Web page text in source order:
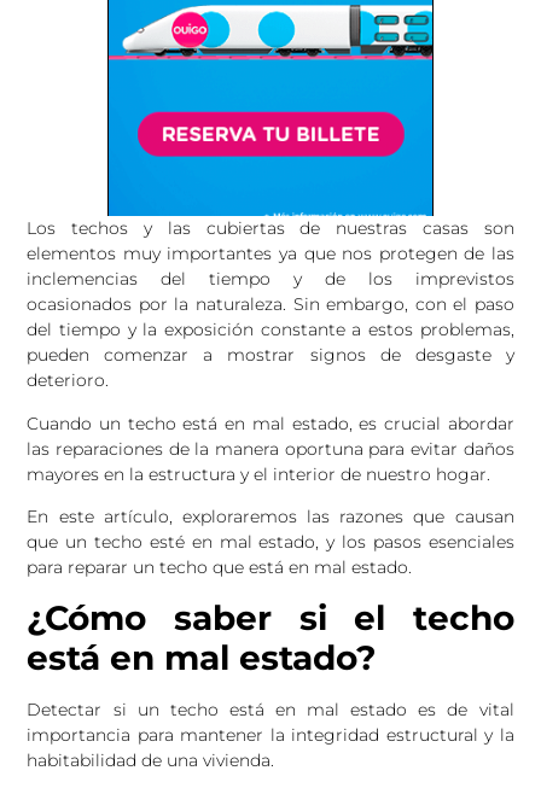
Los techos y las cubiertas de nuestras casas son
elementos muy importantes ya que nos protegen de las
inclemencias del tiempo y de los imprevistos
ocasionados por la naturaleza. Sin embargo, con el paso
del tiempo y la exposición constante a estos problemas,
pueden comenzar a mostrar signos de desgaste y
deterioro.
Cuando un techo está en mal estado, es crucial abordar
las reparaciones de la manera oportuna para evitar daños
mayores en la estructura y el interior de nuestro hogar.
En este artículo, exploraremos las razones que causan
que un techo esté en mal estado, y los pasos esenciales
para reparar un techo que está en mal estado.
¿Cómo saber si el techo
está en mal estado?
Detectar si un techo está en mal estado es de vital
importancia para mantener la integridad estructural y la
habitabilidad de una vivienda.